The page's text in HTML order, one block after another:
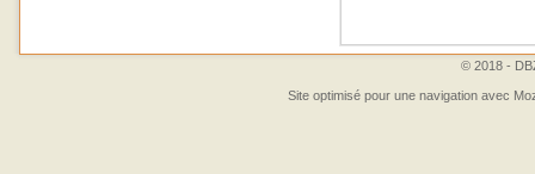
© 2018 -
Site optimisé pour une navigation avec